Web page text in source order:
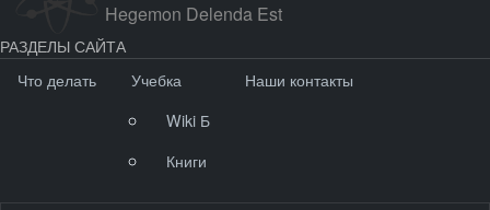
Hegemon Delenda Est
РАЗДЕЛЫ САЙТА
Что делать
Учебка
Wiki Б
Книги
Наши контакты